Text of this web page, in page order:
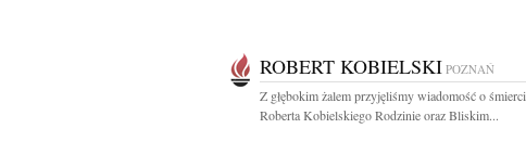
ROBERT KOBIELSKI POZNAŃ
Z głębokim żalem przyjęliśmy wiadomość o śmierci
Roberta Kobielskiego Rodzinie oraz Bliskim...